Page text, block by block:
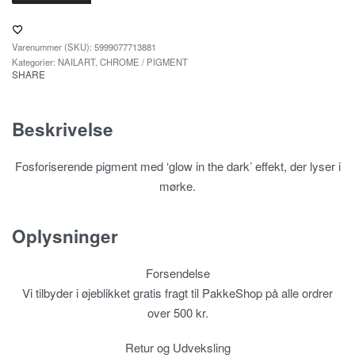
5999077713881
Kategorier: NAILART, CHROME / PIGMENT
SHARE
Beskrivelse
Fosforiserende pigment med ‘glow in the dark’ effekt, der lyser i
mørke.
Oplysninger
Forsendelse
Vi tilbyder i øjeblikket gratis fragt til PakkeShop på alle ordrer
over 500 kr.
Retur og Udveksling